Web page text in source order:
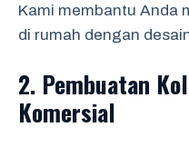
Kami membantu Anda
di rumah dengan
2. Pembuatan
Komersial